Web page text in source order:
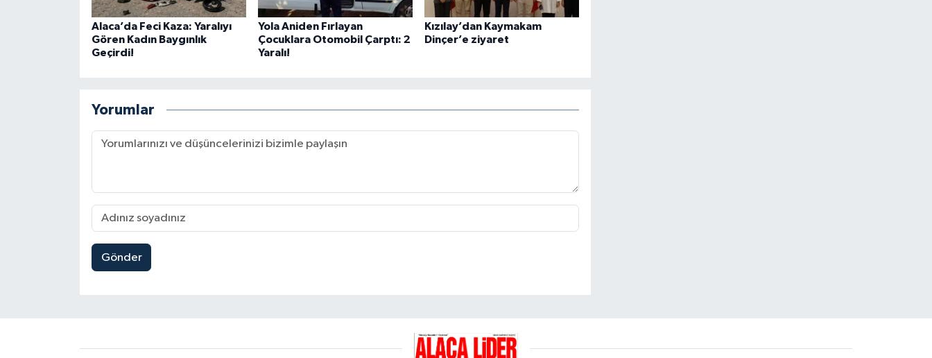
Alaca’da Feci Kaza: Yaralıyı
Gören Kadın Baygınlık
Geçirdi!
Yola Aniden Fırlayan
Çocuklara Otomobil Çarptı: 2
Yaralı!
Kızılay’dan Kaymakam
Dinçer’e ziyaret
Yorumlar
Gönder